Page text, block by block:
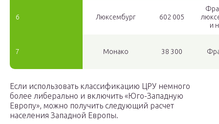
6 Люксембург 602 005
и
7 Монако 38 300
Если использовать классификацию ЦРУ немного
более либерально и включить «Юго-Западную
Европу», можно получить следующий расчет
населения Западной Европы.